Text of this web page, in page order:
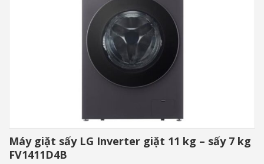
Máy giặt sấy LG Inverter giặt 11 kg – sấy 7 kg
FV1411D4B